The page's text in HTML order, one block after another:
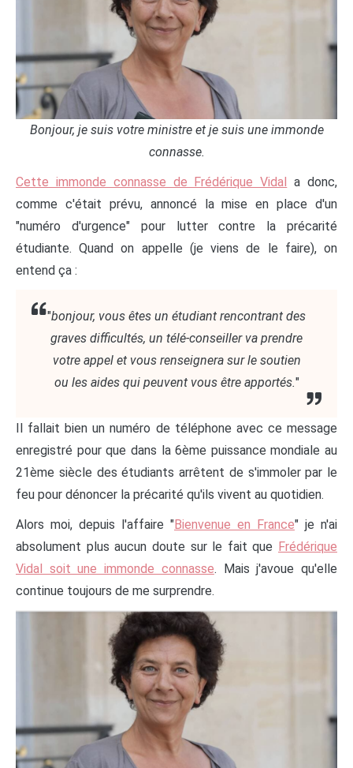
Bonjour, je suis votre ministre et je suis une immonde
connasse.
Cette immonde connasse de Frédérique Vidal a donc,
comme c'était prévu, annoncé la mise en place d'un
"numéro d'urgence" pour lutter contre la précarité
étudiante. Quand on appelle (je viens de le faire), on
entend ça :
"bonjour, vous êtes un étudiant rencontrant des
graves difficultés, un télé-conseiller va prendre
votre appel et vous renseignera sur le soutien
ou les aides qui peuvent vous être apportés."
Il fallait bien un numéro de téléphone avec ce message
enregistré pour que dans la 6ème puissance mondiale au
21ème siècle des étudiants arrêtent de s'immoler par le
feu pour dénoncer la précarité qu'ils vivent au quotidien.
Alors moi, depuis l'affaire "Bienvenue en France" je n'ai
absolument plus aucun doute sur le fait que Frédérique
Vidal soit une immonde connasse. Mais j'avoue qu'elle
continue toujours de me surprendre.